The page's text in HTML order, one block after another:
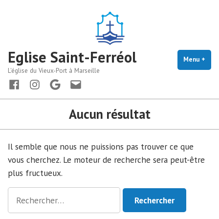
Eglise Saint-Ferréol
L'église du Vieux-Port à Marseille
Menu +
Facebookinstagram
maps
Nous
écrire
Aucun résultat
Il semble que nous ne puissions pas trouver ce que
vous cherchez. Le moteur de recherche sera peut-être
plus fructueux.